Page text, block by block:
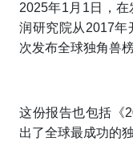
2025年1月1日，
润研究院从2017年
次发布全球独角兽榜
这份报告也包括《
出了全球最成功的